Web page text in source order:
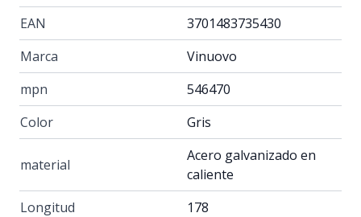
EAN
3701483735430
Marca
Vinuovo
mpn
546470
Color
Gris
material
Acero galvanizado en
caliente
Longitud
178